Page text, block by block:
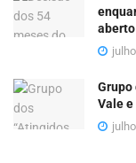
aberto
Grupo
Vale